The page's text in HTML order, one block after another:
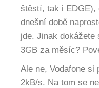
štěstí, tak i EDGE),
dnešní době
jde. Jinak
3GB za měsíc?
Ale ne, Vodafone
2kB/s. Na tom se